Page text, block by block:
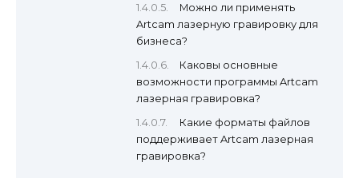
Можно ли применять
Artcam лазерную гравировку для
бизнеса?
Каковы основные
возможности программы Artcam
лазерная гравировка?
Какие форматы файлов
поддерживает Artcam лазерная
гравировка?